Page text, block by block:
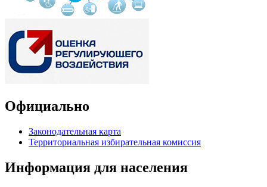
Официально
Законодательная карта
Территориальная избирательная комиссия
Информация для населения